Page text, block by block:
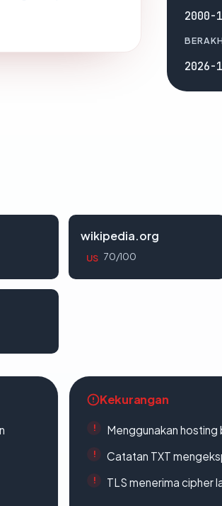
2000-
2026-
wikipedia.org
US 70/100
Kekurangan
Menggunakan
Catatan TXT
TLS menerima cipher